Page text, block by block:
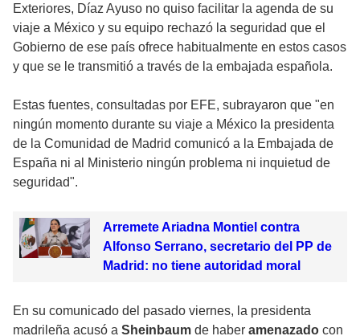
Exteriores, Díaz Ayuso no quiso facilitar la agenda de su
viaje a México y su equipo rechazó la seguridad que el
Gobierno de ese país ofrece habitualmente en estos casos
y que se le transmitió a través de la embajada española.
Estas fuentes, consultadas por EFE, subrayaron que "en
ningún momento durante su viaje a México la presidenta
de la Comunidad de Madrid comunicó a la Embajada de
España ni al Ministerio ningún problema ni inquietud de
seguridad".
Arremete Ariadna Montiel contra
Alfonso Serrano, secretario del PP de
Madrid: no tiene autoridad moral
En su comunicado del pasado viernes, la presidenta
madrileña acusó a Sheinbaum de haber amenazado con